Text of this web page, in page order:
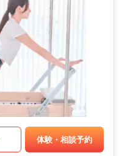
体験・相談予約